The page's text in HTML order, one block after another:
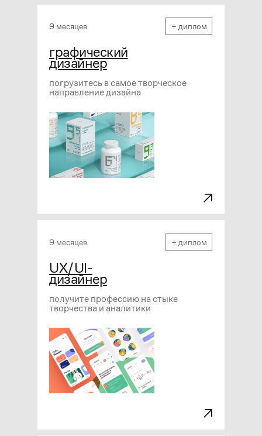
погрузитесь в самое творческое
направление дизайна
9 месяцев + диплом
графический
дизайнер
получите профессию на стыке
творчества и аналитики
UX/UI-
дизайнер
9 месяцев + диплом